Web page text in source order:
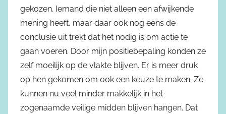
gekozen. Iemand die niet alleen een afwijkende
mening heeft, maar daar ook nog eens de
conclusie uit trekt dat het nodig is om actie te
gaan voeren. Door mijn positiebepaling konden ze
zelf moeilijk op de vlakte blijven. Er is meer druk
op hen gekomen om ook een keuze te maken. Ze
kunnen nu veel minder makkelijk in het
zogenaamde veilige midden blijven hangen. Dat